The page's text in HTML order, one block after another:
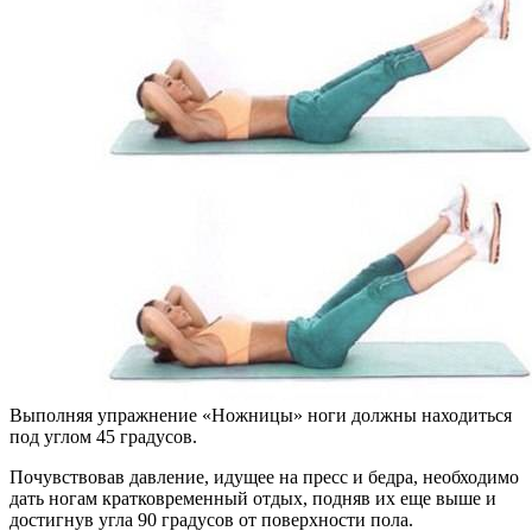
Выполняя упражнение «Ножницы» ноги должны находиться
под углом 45 градусов.
Почувствовав давление, идущее на пресс и бедра, необходимо
дать ногам кратковременный отдых, подняв их еще выше и
достигнув угла 90 градусов от поверхности пола.